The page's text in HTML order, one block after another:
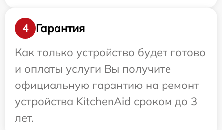
4
Гарантия
Как только устройство будет готово
и оплаты услуги Вы получите
официальную гарантию на ремонт
устройства KitchenAid сроком до 3
лет.